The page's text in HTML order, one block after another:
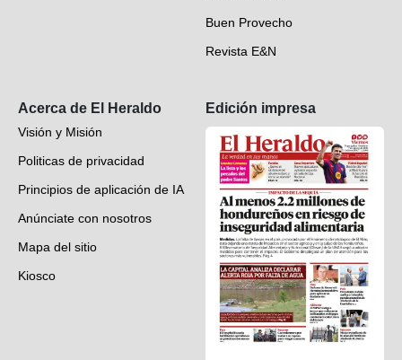
Buen Provecho
Revista E&N
Acerca de El Heraldo
Visión y Misión
Politicas de privacidad
Principios de aplicación de IA
Anúnciate con nosotros
Mapa del sitio
Kiosco
Edición impresa